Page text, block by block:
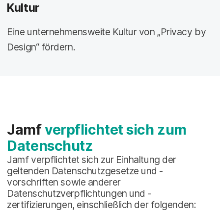
Kultur
Eine unternehmensweite Kultur von „Privacy by
Design“ fördern.
Jamfverpflichtet sich zum
Datenschutz
Jamf verpflichtet sich zur Einhaltung der
geltenden Datenschutzgesetze und -
vorschriften sowie anderer
Datenschutzverpflichtungen und -
zertifizierungen, einschließlich der folgenden: